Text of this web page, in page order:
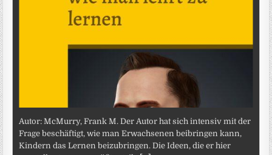
Autor: McMurry, Frank M. Der Autor hat sich intensiv mit der
Frage beschäftigt, wie man Erwachsenen beibringen kann,
Kindern das Lernen beizubringen. Die Ideen, die er hier